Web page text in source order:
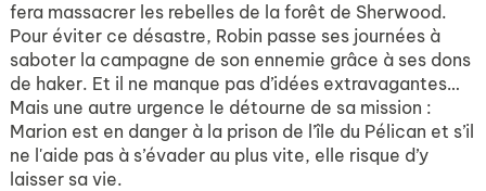
fera massacrer les rebelles de la forêt de Sherwood.
Pour éviter ce désastre, Robin passe ses journées à
saboter la campagne de son ennemie grâce à ses dons
de haker. Et il ne manque pas d’idées extravagantes…
Mais une autre urgence le détourne de sa mission :
Marion est en danger à la prison de l’île du Pélican et s’il
ne l'aide pas à s’évader au plus vite, elle risque d’y
laisser sa vie.